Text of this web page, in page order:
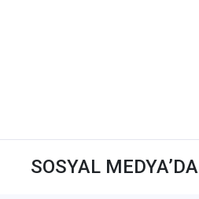
SOSYAL MEDYA’DA